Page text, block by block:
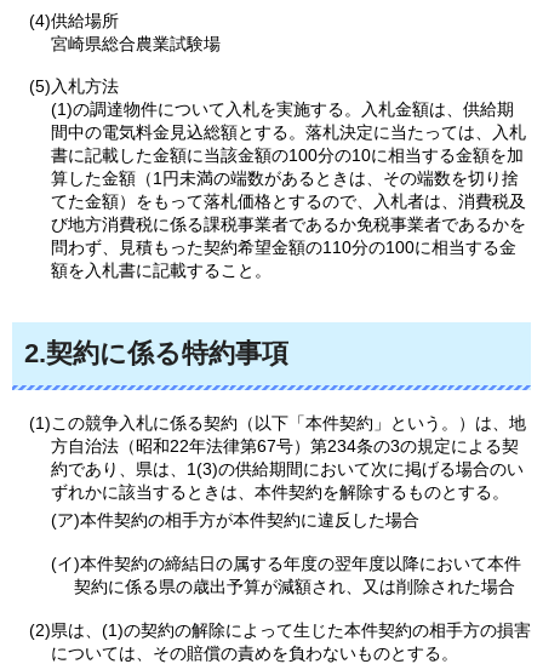
(4)供給場所
宮崎県総合農業試験場
(5)入札方法
(1)の調達物件について入札を実施する。入札金額は、供給期
間中の電気料金見込総額とする。落札決定に当たっては、入札
書に記載した金額に当該金額の100分の10に相当する金額を加
算した金額（1円未満の端数があるときは、その端数を切り捨
てた金額）をもって落札価格とするので、入札者は、消費税及
び地方消費税に係る課税事業者であるか免税事業者であるかを
問わず、見積もった契約希望金額の110分の100に相当する金
額を入札書に記載すること。
2.契約に係る特約事項
(1)この競争入札に係る契約（以下「本件契約」という。）は、地
方自治法（昭和22年法律第67号）第234条の3の規定による契
約であり、県は、1(3)の供給期間において次に掲げる場合のい
ずれかに該当するときは、本件契約を解除するものとする。
(ア)本件契約の相手方が本件契約に違反した場合
(イ)本件契約の締結日の属する年度の翌年度以降において本件
契約に係る県の歳出予算が減額され、又は削除された場合
(2)県は、(1)の契約の解除によって生じた本件契約の相手方の損害
については、その賠償の責めを負わないものとする。